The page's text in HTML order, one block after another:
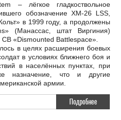
– лёгкое гладкоствольное
обозначение ХМ-26 LSS,
в 1999 году, а продолжены
(Манассас, штат Виргиния)
«Dismounted Battlespace».
в целях расширения боевых
в условиях ближнего боя и
в населённых пунктах, при
что и другие
армии.
Подробнее